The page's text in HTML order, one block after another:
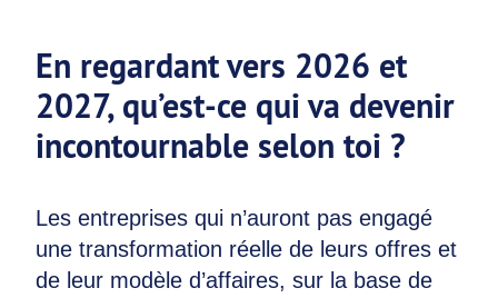
En regardant vers 2026 et
2027, qu’est-ce qui va devenir
incontournable selon toi ?
Les entreprises qui n’auront pas engagé
une transformation réelle de leurs offres et
de leur modèle d’affaires, sur la base de